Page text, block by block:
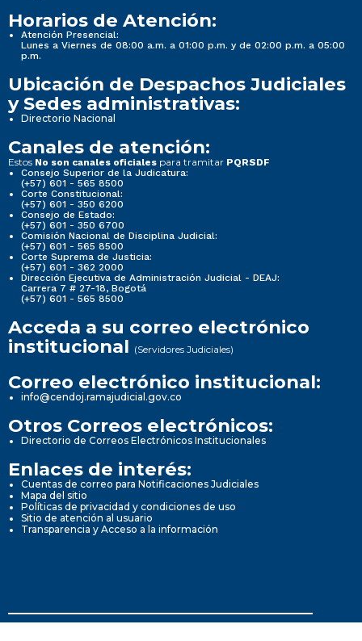
Horarios de Atención:
Atención Presencial:
Lunes a Viernes de 08:00 a.m. a 01:00 p.m. y de 02:00 p.m. a 05:00
p.m.
Ubicación de Despachos Judiciales
y Sedes administrativas:
Directorio Nacional
Canales de atención:
Estos No son canales oficiales para tramitar PQRSDF
Consejo Superior de la Judicatura:
(+57) 601 - 565 8500
Corte Constitucional:
(+57) 601 - 350 6200
Consejo de Estado:
(+57) 601 - 350 6700
Comisión Nacional de Disciplina Judicial:
(+57) 601 - 565 8500
Corte Suprema de Justicia:
(+57) 601 - 362 2000
Dirección Ejecutiva de Administración Judicial - DEAJ:
Carrera 7 # 27-18, Bogotá
(+57) 601 - 565 8500
Acceda a su correo electrónico
institucional (Servidores Judiciales)
Correo electrónico institucional:
info@cendoj.ramajudicial.gov.co
Otros Correos electrónicos:
Directorio de Correos Electrónicos Institucionales
Enlaces de interés:
Cuentas de correo para Notificaciones Judiciales
Mapa del sitio
Políticas de privacidad y condiciones de uso
Sitio de atención al usuario
Transparencia y Acceso a la información